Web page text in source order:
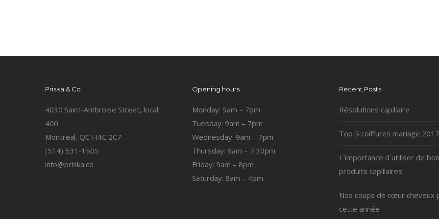
Priska & Co
4030 Saint-Ambroise Street, local
400
Montreal, QC H4C 2C7
(514) 531-1505
info@priska.co
Opening hours
Monday: 9am – 7pm
Tuesday: 9am – 7pm
Wednesday: 9am – 7pm
Thursday: 9am – 7:30pm
Friday: 9am – 8pm
Saturday: 8am – 4pm
Recent Posts
Résolutions capillaire
Top 5 coiffures mariage 2017
L`importance d`utiliser de bon
produits capillaires
Nos coups de cœur cheveux
cette année